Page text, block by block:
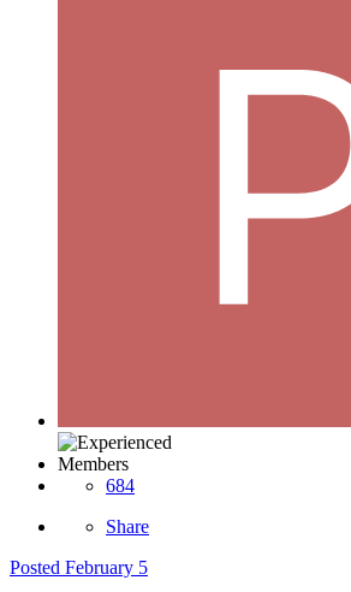
Members
684
Share
Posted February 5